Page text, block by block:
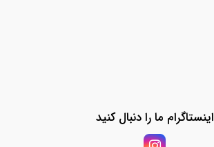
اینستاگرام ما را دنبال کنید